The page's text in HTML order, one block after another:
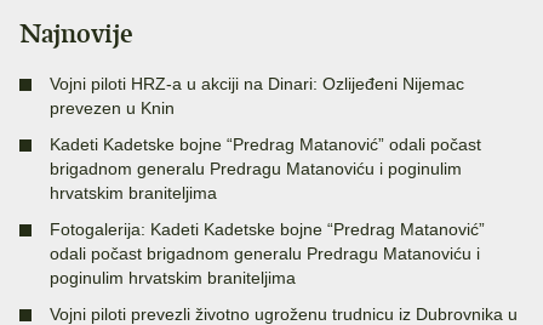
Najnovije
Vojni piloti HRZ-a u akciji na Dinari: Ozlijeđeni Nijemac
prevezen u Knin
Kadeti Kadetske bojne “Predrag Matanović” odali počast
brigadnom generalu Predragu Matanoviću i poginulim
hrvatskim braniteljima
Fotogalerija: Kadeti Kadetske bojne “Predrag Matanović”
odali počast brigadnom generalu Predragu Matanoviću i
poginulim hrvatskim braniteljima
Vojni piloti prevezli životno ugroženu trudnicu iz Dubrovnika u